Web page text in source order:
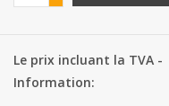
Bonbons de carnaval
Le prix incluant la TVA -
Information: